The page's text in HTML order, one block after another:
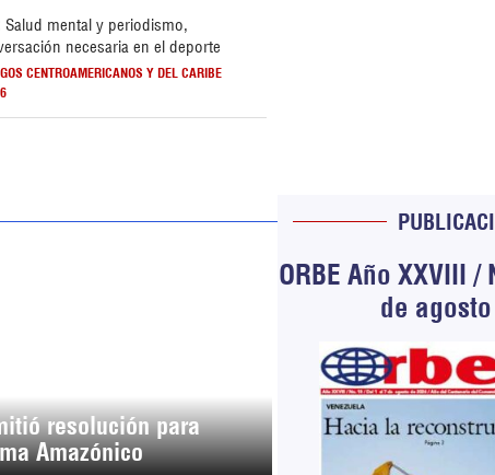
Salud mental y periodismo,
necesaria en el deporte
CENTROAMERICANOS Y DEL CARIBE
resolución para
Amazónico
ORBE Año XXVIII
de